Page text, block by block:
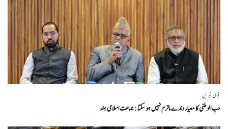
قومی خبریں
حب الوطنی کا معیار وندے ماترم نہیں ہو سکتا : جماعت اسلامی ہند